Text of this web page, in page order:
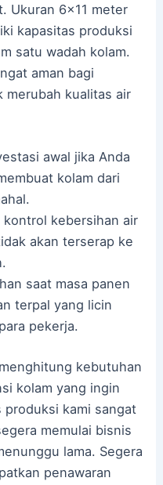
Ukuran 6×11 meter
kapasitas produksi
satu wadah kolam.
aman bagi
merubah kualitas air
awal jika Anda
kolam dari
kebersihan air
akan terserap ke
saat masa panen
terpal yang licin
pekerja.
kebutuhan
kolam yang ingin
produksi kami sangat
memulai bisnis
lama. Segera
penawaran